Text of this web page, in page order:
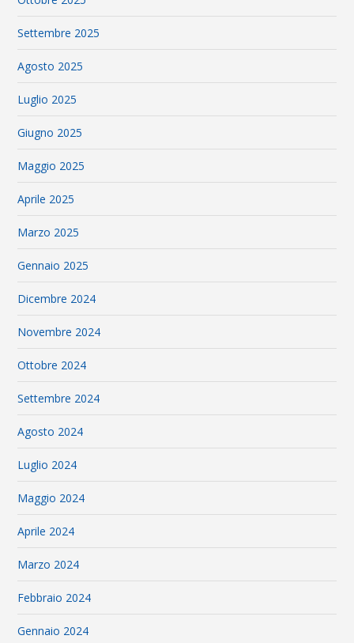
Settembre 2025
Agosto 2025
Luglio 2025
Giugno 2025
Maggio 2025
Aprile 2025
Marzo 2025
Gennaio 2025
Dicembre 2024
Novembre 2024
Ottobre 2024
Settembre 2024
Agosto 2024
Luglio 2024
Maggio 2024
Aprile 2024
Marzo 2024
Febbraio 2024
Gennaio 2024